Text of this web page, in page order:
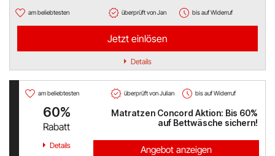
MediaMarkt
Universal
oeticket
am beliebtesten überprüft von Jan bis auf Widerruf
Details
Jetzt einlösen
am beliebtesten überprüft von Julian bis auf Widerruf
60%
Rabatt
Matratzen Concord Aktion: Bis 60%
auf Bettwäsche sichern!
Details Angebot anzeigen